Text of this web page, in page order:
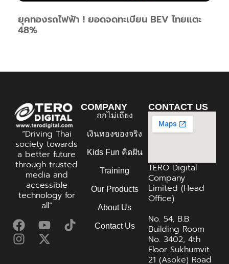
ยุคทองรถไฟฟ้า ! ยอดจดทะเบียน BEV ไทยแตะ
48%
“Driving Thai
society towards
a better future
through trusted
media and
accessible
technology for
all”
COMPANY
ถกไม่เถียง
เงินทองของจริง
Kids Fun คิดฝัน
Training
Our Products
About Us
Contact Us
CONTACT US
TERO Digital
Company
Limited (Head
Office)
No. 54, B.B.
Building Room
No. 3402, 4th
Floor Sukhumvit
21 (Asoke) Road